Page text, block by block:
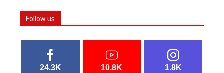
Follow us
24.3K 10.8K 1.8K